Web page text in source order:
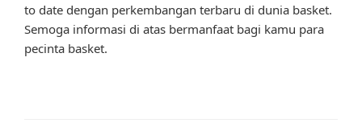
to date dengan perkembangan terbaru di dunia basket.
Semoga informasi di atas bermanfaat bagi kamu para
pecinta basket.